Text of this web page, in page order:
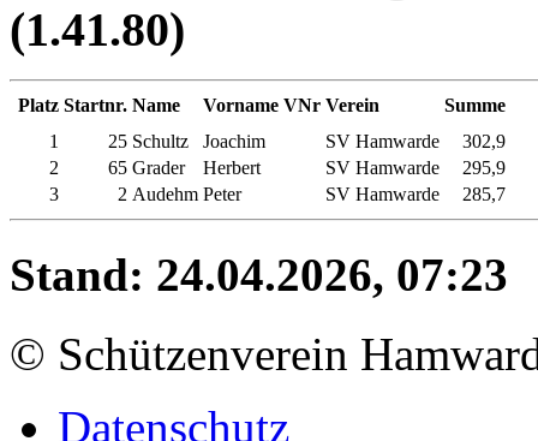
(1.41.80)
Platz Startnr. Name Vorname VNr Verein
Summe
1
25 Schultz Joachim SV Hamwarde
302,9
2
65 Grader Herbert SV Hamwarde
295,9
3
2 Audehm Peter SV Hamwarde 285,7
Stand: 24.04.2026, 07:23
© Schützenverein
Datenschutz